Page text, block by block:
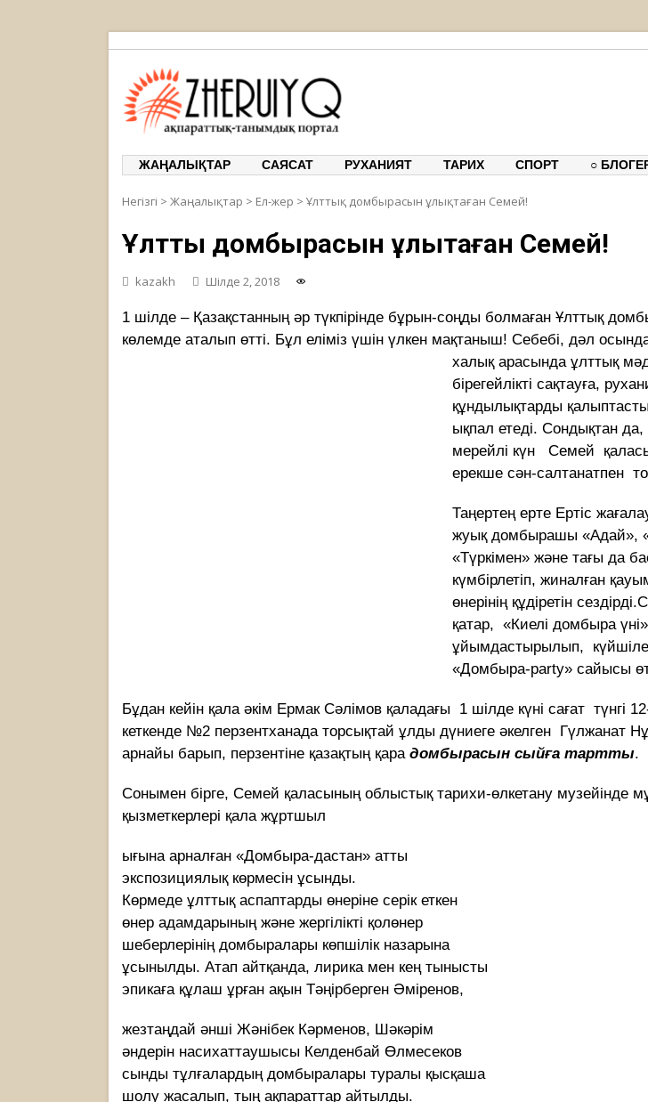
ЖАҢАЛЫҚТАР САЯСАТ РУХАНИЯТ ТАРИХ СПОРТ ○
Негізгі > Жаңалықтар > Ел-жер > Ұлттық домбырасын ұлықтаған Семей!
Ұлттық домбырасын ұлықтаған Семей!
kazakh Шілде 2, 2018
1 шілде – Қазақстанның әр түкпірінде бұрын-соңды болмаған Ұлттық
көлемде аталып өтті. Бұл еліміз үшін үлкен мақтаныш! Себебі, дәл
халық арасында ұлттық
бірегейлікті сақтауға,
құндылықтарды
ықпал етеді. Сондықтан да,
мерейлі күн Семей
ерекше сән-салтанатпен
Таңертең ерте Ертіс
жуық домбырашы «Адай»,
«Түркімен» және тағы да
күмбірлетіп, жиналған
өнерінің құдіретін
қатар, «Киелі домбыра
ұйымдастырылып,
«Домбыра-party» сайысы
Бұдан кейін қала әкім Ермак Сәлімов қаладағы 1 шілде күні сағат түнгі
кеткенде №2 перзентханада торсықтай ұлды дүниеге әкелген Гүлжанат
арнайы барып, перзентіне қазақтың қара домбырасын сыйға тартты.
Сонымен бірге, Семей қаласының облыстық тарихи-өлкетану музейінде
қызметкерлері қала жұртшыл
ығына арналған «Домбыра-дастан» атты
экспозициялық көрмесін ұсынды.
Көрмеде ұлттық аспаптарды өнеріне серік еткен
өнер адамдарының және жергілікті қолөнер
шеберлерінің домбыралары көпшілік назарына
ұсынылды. Атап айтқанда, лирика мен кең тынысты
эпикаға құлаш ұрған ақын Тәңірберген Әміренов,
жезтаңдай әнші Жәнібек Кәрменов, Шәкәрім
әндерін насихаттаушысы Келденбай Өлмесеков
сынды тұлғалардың домбыралары туралы қысқаша
шолу жасалып, тың ақпараттар айтылды.